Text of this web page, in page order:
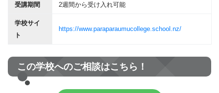
受講期間 2週間から受け入れ可能
学校サイ
ト
https://www.paraparaumucollege.school.nz/
この学校へのご相談はこちら！